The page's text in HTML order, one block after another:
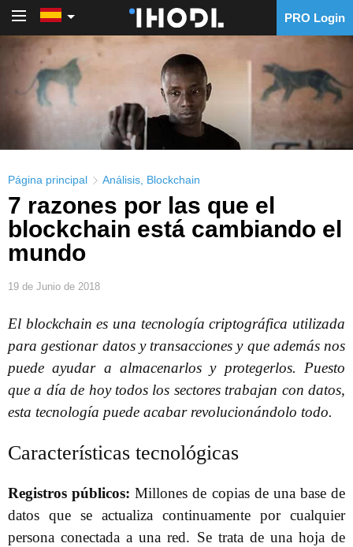
PRO Login
Página principal Análisis Blockchain
7 razones por las que el
blockchain está cambiando el
mundo
19 de Junio de 2018
El blockchain es una tecnología criptográfica utilizada
para gestionar datos y transacciones y que además nos
puede ayudar a almacenarlos y protegerlos. Puesto
que a día de hoy todos los sectores trabajan con datos,
esta tecnología puede acabar revolucionándolo todo.
Características tecnológicas
Registros públicos: Millones de copias de una base de
datos que se actualiza continuamente por cualquier
persona conectada a una red. Se trata de una hoja de